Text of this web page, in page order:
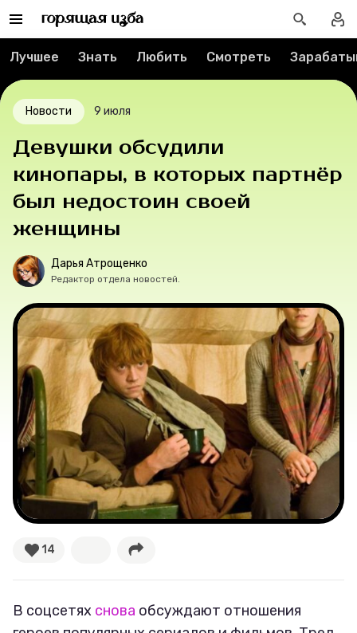
Контакты
О проекте
Мерч
Рубрики
Тесты
Секспросвет
Великие женщины
Тренды
Рецепты
Соцсети
Лучшее Знать Любить Смотреть
Новости 9 июля
Девушки обсудили
кинопары, в которых партнёр
был недостоин своей
женщины
Дарья Атрощенко
Редактор отдела новостей.
14
В соцсетях снова обсуждают отношения